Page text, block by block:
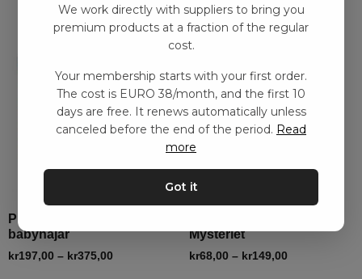
Pussel med musik –
babyhajar
kr197,00 – kr375,00
Mysteriet
kr68,00 – kr149,00
We work directly with suppliers to bring you
premium products at a fraction of the regular
cost.
Your membership starts with your first order.
The cost is EURO 38/month, and the first 10
days are free. It renews automatically unless
canceled before the end of the period. Read
more
Got it